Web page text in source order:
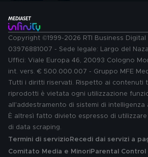
Copyright ©1999-2026 RTI Business Digital
03976881007 - Sede legale: Largo del
Uffici: Viale Europa 46, 20093 Cologno
int. vers. € 500.000.007 - Gruppo MFE
Tutti i diritti riservati. Rispetto ai contenuti
riprodotti è vietata ogni utilizzazione
all'addestramento di sistemi di intelligenza
È altresì fatto divieto espresso di
di data scraping.
Termini di servizio Recedi dai servizi a
Comitato Media e MinoriParental Control